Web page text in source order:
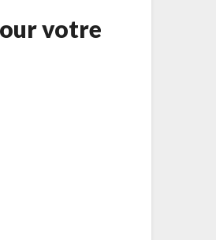
votre